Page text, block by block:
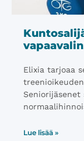
Elixia tarjoaa
Seniorijäsenet
Lue lisää »